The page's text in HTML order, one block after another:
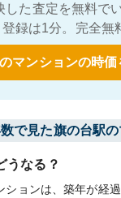
した査定を無料で
録は1分。完全無
マンションの時価
で見た旗の台駅
うなる？
ションは、築年が経